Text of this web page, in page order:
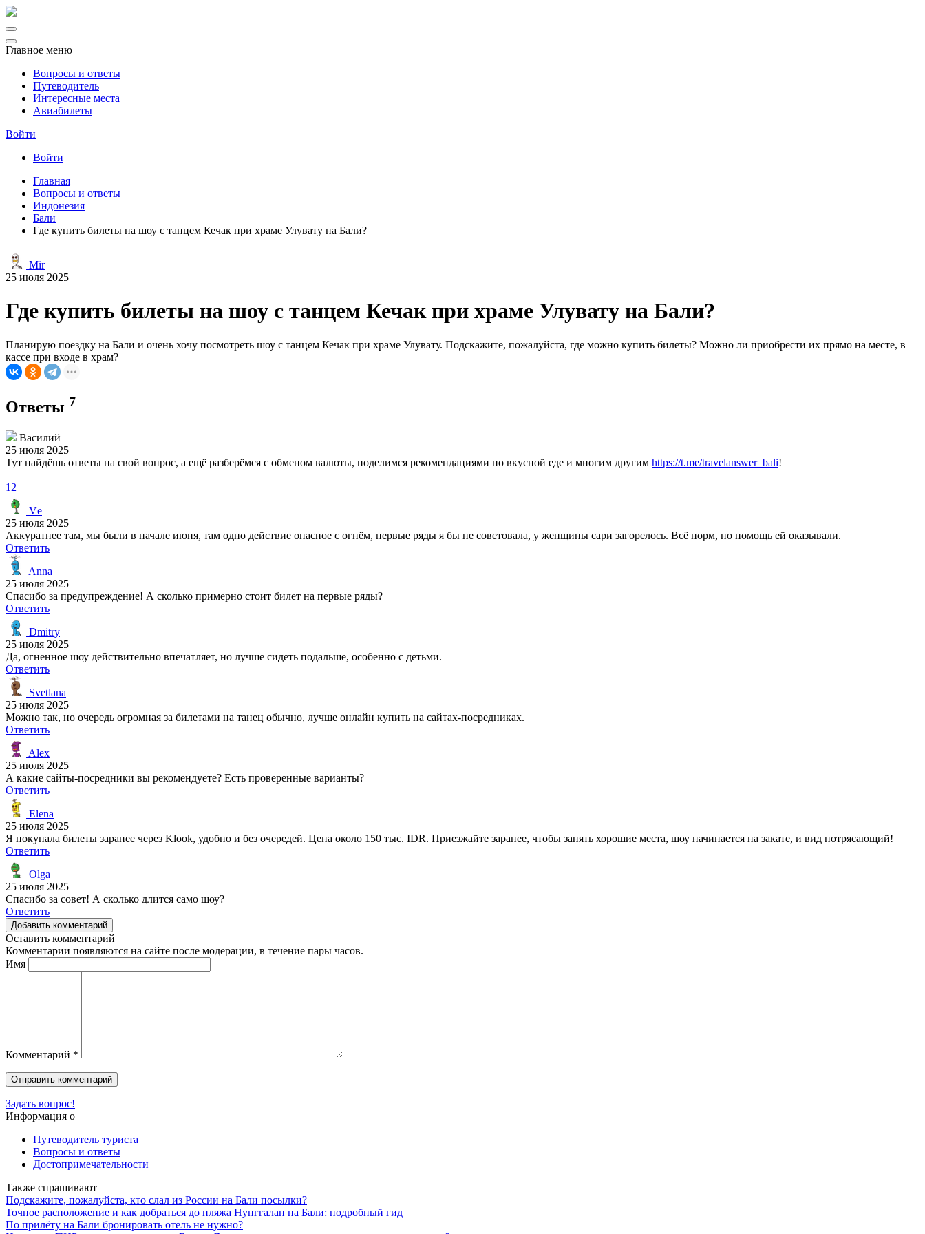
Главное меню
Вопросы и ответы
Путеводитель
Интересные места
Авиабилеты
Войти
Войти
Главная
Вопросы и ответы
Индонезия
Бали
Где купить билеты на шоу с танцем Кечак при храме Улувату на Бали?
Mir
25 июля 2025
Где купить билеты на шоу с танцем Кечак при храме Улувату на Бали?
Планирую поездку на Бали и очень хочу посмотреть шоу с танцем Кечак при храме Улувату. Подскажите, пожалуйста, где можно купить билеты? Можно ли приобрести их прямо на месте, в
кассе при входе в храм?
Ответы 7
Василий
25 июля 2025
Тут найдёшь ответы на свой вопрос, а ещё разберёмся с обменом валюты, поделимся рекомендациями по вкусной еде и многим другим https://t.me/travelanswer_bali!
12
Vе
25 июля 2025
Аккуратнее там, мы были в начале июня, там одно действие опасное с огнём, первые ряды я бы не советовала, у женщины сари загорелось. Всё норм, но помощь ей оказывали.
Ответить
Anna
25 июля 2025
Спасибо за предупреждение! А сколько примерно стоит билет на первые ряды?
Ответить
Dmitry
25 июля 2025
Да, огненное шоу действительно впечатляет, но лучше сидеть подальше, особенно с детьми.
Ответить
Svetlana
25 июля 2025
Можно так, но очередь огромная за билетами на танец обычно, лучше онлайн купить на сайтах-посредниках.
Ответить
Alex
25 июля 2025
А какие сайты-посредники вы рекомендуете? Есть проверенные варианты?
Ответить
Elena
25 июля 2025
Я покупала билеты заранее через Klook, удобно и без очередей. Цена около 150 тыс. IDR. Приезжайте заранее, чтобы занять хорошие места, шоу начинается на закате, и вид потрясающий!
Ответить
Olga
25 июля 2025
Спасибо за совет! А сколько длится само шоу?
Ответить
Добавить комментарий
Оставить комментарий
Комментарии появляются на сайте после модерации, в течение пары часов.
Имя
Комментарий *
Задать вопрос!
Информация о
Путеводитель туриста
Вопросы и ответы
Достопримечательности
Также спрашивают
Подскажите, пожалуйста, кто слал из России на Бали посылки?
Точное расположение и как добраться до пляжа Нунггалан на Бали: подробный гид
По прилёту на Бали бронировать отель не нужно?